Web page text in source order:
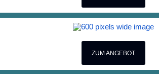
ZUM ANGEBOT